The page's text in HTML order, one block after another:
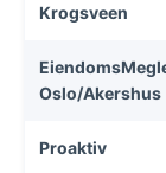
Krogsveen
Oslo/Akershus
Proaktiv